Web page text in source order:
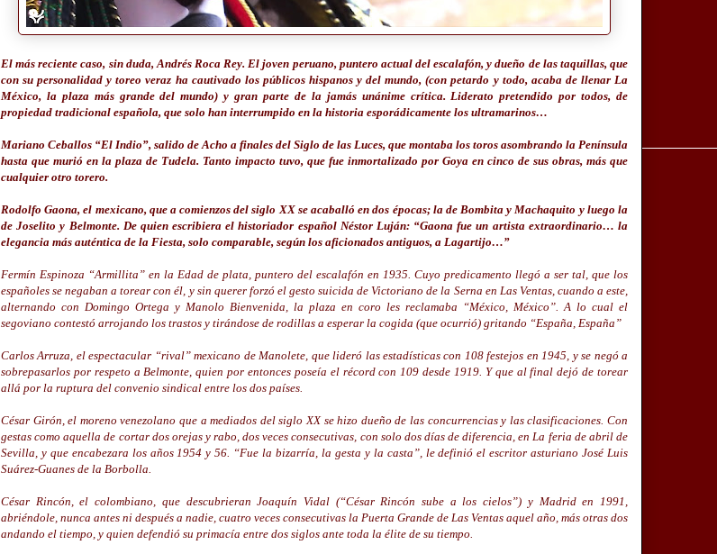
El más reciente caso, sin duda, Andrés Roca Rey. El joven peruano, puntero actual del escalafón, y dueño de las taquillas, que
con su personalidad y toreo veraz ha cautivado los públicos hispanos y del mundo, (con petardo y todo, acaba de llenar La
México, la plaza más grande del mundo) y gran parte de la jamás unánime crítica. Liderato pretendido por todos, de
propiedad tradicional española, que solo han interrumpido en la historia esporádicamente los ultramarinos…
Mariano Ceballos “El Indio”, salido de Acho a finales del Siglo de las Luces, que montaba los toros asombrando la Península
hasta que murió en la plaza de Tudela. Tanto impacto tuvo, que fue inmortalizado por Goya en cinco de sus obras, más que
cualquier otro torero.
Rodolfo Gaona, el mexicano, que a comienzos del siglo XX se acaballó en dos épocas; la de Bombita y Machaquito y luego la
de Joselito y Belmonte. De quien escribiera el historiador español Néstor Luján: “Gaona fue un artista extraordinario… la
elegancia más auténtica de la Fiesta, solo comparable, según los aficionados antiguos, a Lagartijo…”
Fermín Espinoza “Armillita” en la Edad de plata, puntero del escalafón en 1935. Cuyo predicamento llegó a ser tal, que los
españoles se negaban a torear con él, y sin querer forzó el gesto suicida de Victoriano de la Serna en Las Ventas, cuando a este,
alternando con Domingo Ortega y Manolo Bienvenida, la plaza en coro les reclamaba “México, México”. A lo cual el
segoviano contestó arrojando los trastos y tirándose de rodillas a esperar la cogida (que ocurrió) gritando “España, España”
Carlos Arruza, el espectacular “rival” mexicano de Manolete, que lideró las estadísticas con 108 festejos en 1945, y se negó a
sobrepasarlos por respeto a Belmonte, quien por entonces poseía el récord con 109 desde 1919. Y que al final dejó de torear
allá por la ruptura del convenio sindical entre los dos países.
César Girón, el moreno venezolano que a mediados del siglo XX se hizo dueño de las concurrencias y las clasificaciones. Con
gestas como aquella de cortar dos orejas y rabo, dos veces consecutivas, con solo dos días de diferencia, en La feria de abril de
Sevilla, y que encabezara los años 1954 y 56. “Fue la bizarría, la gesta y la casta”, le definió el escritor asturiano José Luis
Suárez-Guanes de la Borbolla.
César Rincón, el colombiano, que descubrieran Joaquín Vidal (“César Rincón sube a los cielos”) y Madrid en 1991,
abriéndole, nunca antes ni después a nadie, cuatro veces consecutivas la Puerta Grande de Las Ventas aquel año, más otras dos
andando el tiempo, y quien defendió su primacía entre dos siglos ante toda la élite de su tiempo.